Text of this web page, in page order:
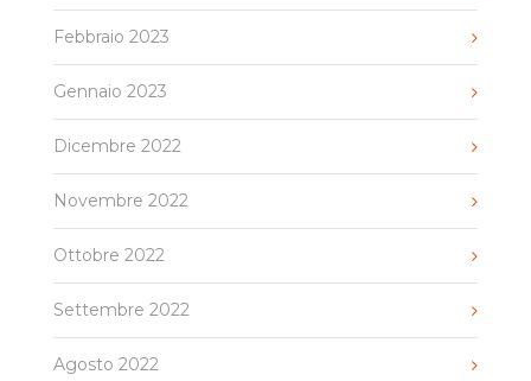
Febbraio 2023
Gennaio 2023
Dicembre 2022
Novembre 2022
Ottobre 2022
Settembre 2022
Agosto 2022